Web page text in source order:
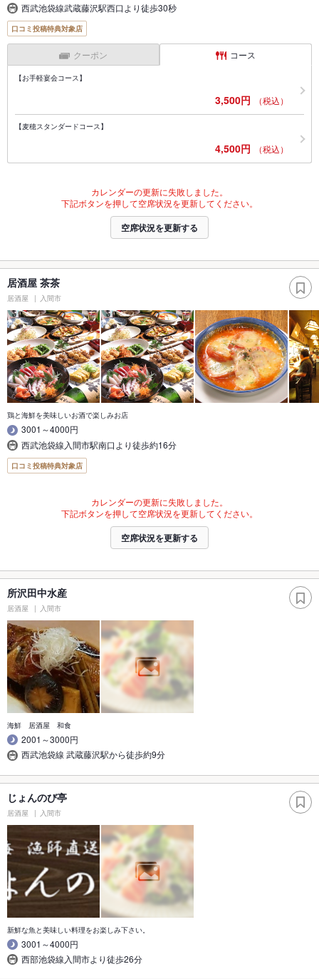
西武池袋線武蔵藤沢駅西口より徒歩30秒
口コミ投稿特典対象店
クーポン コース
【お手軽宴会コース】
3,500円 （税込）
【麦穂スタンダードコース】
4,500円 （税込）
カレンダーの更新に失敗しました。
下記ボタンを押して空席状況を更新してください。
空席状況を更新する
居酒屋 茶茶
居酒屋 入間市
鶏と海鮮を美味しいお酒で楽しみお店
3001～4000円
西武池袋線入間市駅南口より徒歩約16分
口コミ投稿特典対象店
カレンダーの更新に失敗しました。
下記ボタンを押して空席状況を更新してください。
空席状況を更新する
所沢田中水産
居酒屋 入間市
海鮮 居酒屋 和食
2001～3000円
西武池袋線 武蔵藤沢駅から徒歩約9分
じょんのび亭
居酒屋 入間市
新鮮な魚と美味しい料理をお楽しみ下さい。
3001～4000円
西部池袋線入間市より徒歩26分